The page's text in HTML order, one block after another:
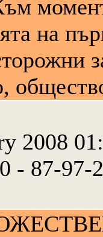
на
2008
- 87-97-